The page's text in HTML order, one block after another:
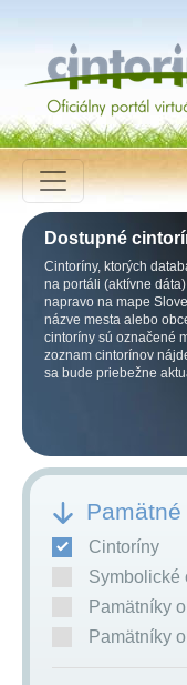
Dostupné
Cintoríny, ktorých
na portáli (aktívne
napravo na mape
názve mesta alebo
cintoríny sú označené
zoznam cintorínov
sa bude priebežne
Cintoríny
Symbolické
Pamätníky
Pamätníky